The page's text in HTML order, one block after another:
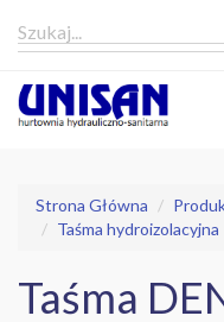
Strona Główna
Taśma hydroizolacyjna
Taśma